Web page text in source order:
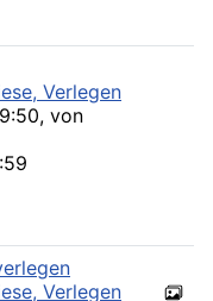
Verlegen
von
Verlegen